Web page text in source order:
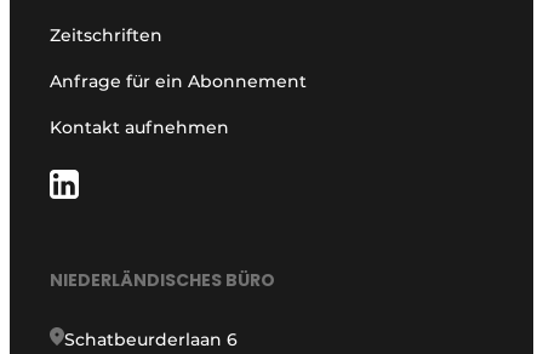
Zeitschriften
Anfrage für ein Abonnement
Kontakt aufnehmen
NIEDERLÄNDISCHES BÜRO
Schatbeurderlaan 6